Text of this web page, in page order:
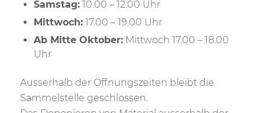
Samstag:10.00 – 12.00 Uhr
Mittwoch:17.00 – 19.00 Uhr
Ab Mitte Oktober:Mittwoch 17.00 – 18.00
Uhr
Ausserhalb der Öffnungszeiten bleibt die
Sammelstelle geschlossen.